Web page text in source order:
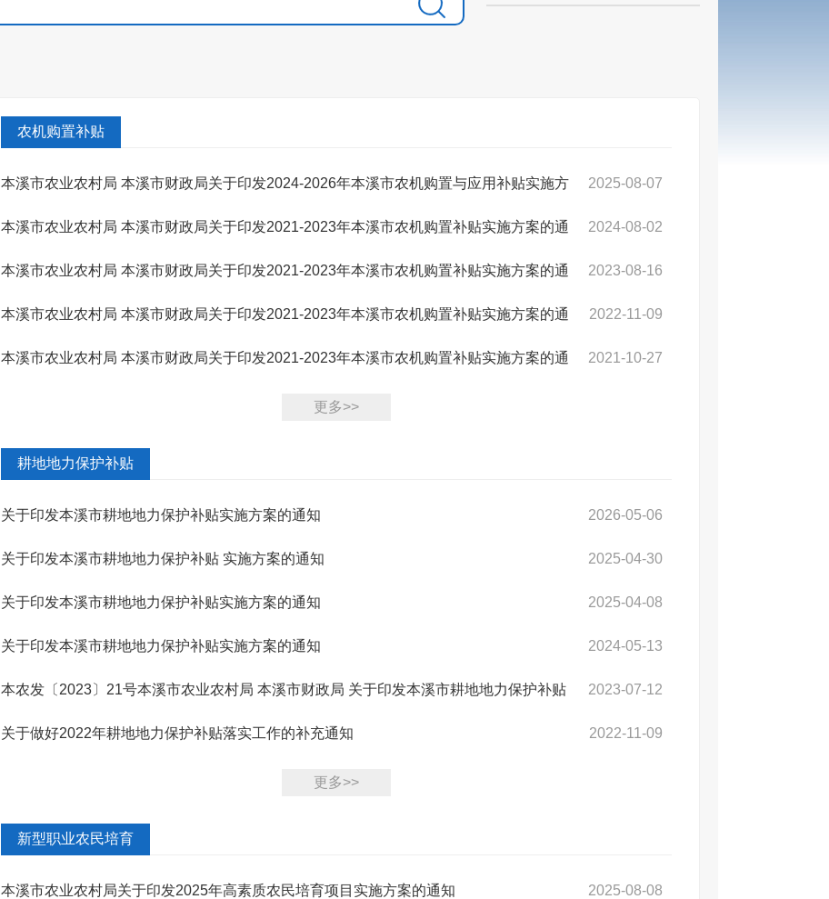
农机购置补贴
2025-08-07
本溪市农业农村局 本溪市财政局关于印发2024-2026年本溪市农机购置与应用补贴实施方
案的通知 2024-08-02
本溪市农业农村局 本溪市财政局关于印发2021-2023年本溪市农机购置补贴实施方案的通
知 2023-08-16
本溪市农业农村局 本溪市财政局关于印发2021-2023年本溪市农机购置补贴实施方案的通
知 2022-11-09
本溪市农业农村局 本溪市财政局关于印发2021-2023年本溪市农机购置补贴实施方案的通
知 2021-10-27
本溪市农业农村局 本溪市财政局关于印发2021-2023年本溪市农机购置补贴实施方案的通
更多>>
耕地地力保护补贴
2026-05-06
关于印发本溪市耕地地力保护补贴实施方案的通知
2025-04-30
关于印发本溪市耕地地力保护补贴 实施方案的通知
2025-04-08
关于印发本溪市耕地地力保护补贴实施方案的通知
2024-05-13
关于印发本溪市耕地地力保护补贴实施方案的通知
2023-07-12
本农发〔2023〕21号本溪市农业农村局 本溪市财政局 关于印发本溪市耕地地力保护补贴
实施方案... 2022-11-09
关于做好2022年耕地地力保护补贴落实工作的补充通知
更多>>
新型职业农民培育
2025-08-08
本溪市农业农村局关于印发2025年高素质农民培育项目实施方案的通知